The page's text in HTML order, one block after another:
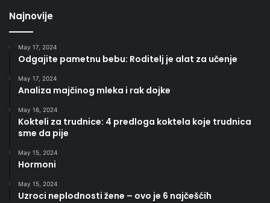
Najnovije
May 17, 2024
Odgajite pametnu bebu: Roditelj je alat za učenje
May 17, 2024
Analiza majčinog mleka i rak dojke
May 16, 2024
Kokteli za trudnice: 4 predloga koktela koje trudnica
sme da pije
May 15, 2024
Hormoni
May 15, 2024
Uzroci neplodnosti žene – ovo je 6 najčešćih